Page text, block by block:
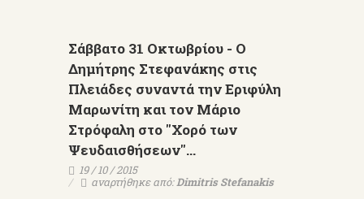
Σάββατο 31 Οκτωβρίου - Ο
Δημήτρης Στεφανάκης στις
Πλειάδες συναντά την Εριφύλη
Μαρωνίτη και τον Μάριο
Στρόφαλη στο "Χορό των
Ψευδαισθήσεων"...
19 / 10 / 2015
αναρτήθηκε από:Dimitris Stefanakis